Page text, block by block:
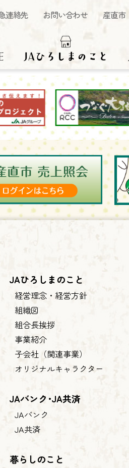
連絡先 お問い合わせ 産直市
JAひろしまのこと
JAひろしまのこと
経営理念・経営方針
組織図
組合長挨拶
事業紹介
子会社（関連事業）
オリジナルキャラクター
JAバンク･JA共済
JAバンク
JA共済
暮らしのこと